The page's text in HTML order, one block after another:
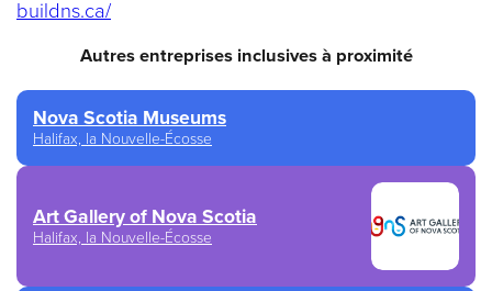
buildns.ca/(opens in a new tab)
Autres entreprises inclusives à proximité
Nova Scotia Museums
Halifax, la Nouvelle-Écosse
Art Gallery of Nova Scotia
Halifax, la Nouvelle-Écosse